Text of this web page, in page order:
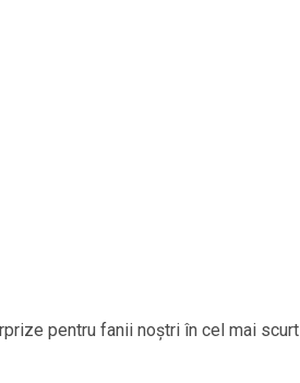
pentru fanii noştri în cel mai